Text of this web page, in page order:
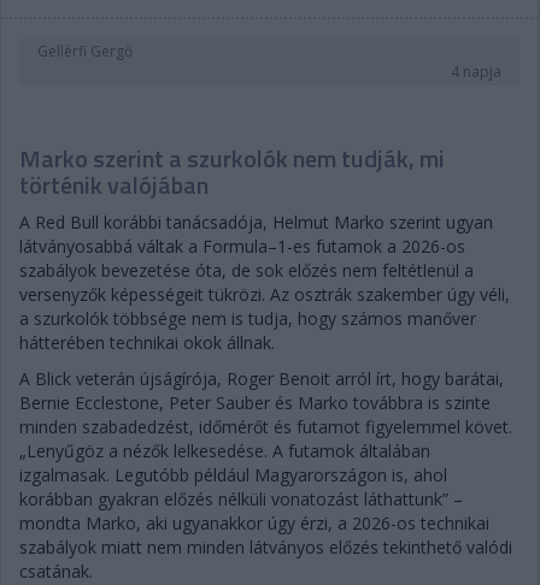
Gellérfi Gergő
4 napja
Marko szerint a szurkolók nem tudják, mi
történik valójában
A Red Bull korábbi tanácsadója, Helmut Marko szerint ugyan
látványosabbá váltak a Formula–1-es futamok a 2026-os
szabályok bevezetése óta, de sok előzés nem feltétlenül a
versenyzők képességeit tükrözi. Az osztrák szakember úgy véli,
a szurkolók többsége nem is tudja, hogy számos manőver
hátterében technikai okok állnak.
A Blick veterán újságírója, Roger Benoit arról írt, hogy barátai,
Bernie Ecclestone, Peter Sauber és Marko továbbra is szinte
minden szabadedzést, időmérőt és futamot figyelemmel követ.
„Lenyűgöz a nézők lelkesedése. A futamok általában
izgalmasak. Legutóbb például Magyarországon is, ahol
korábban gyakran előzés nélküli vonatozást láthattunk” –
mondta Marko, aki ugyanakkor úgy érzi, a 2026-os technikai
szabályok miatt nem minden látványos előzés tekinthető valódi
csatának.